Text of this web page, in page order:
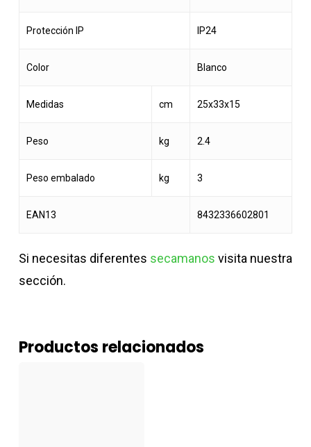
Protección IP IP24
Color Blanco
Medidas cm 25x33x15
Peso kg 2.4
Peso embalado kg 3
EAN13 8432336602801
Si necesitas diferentes secamanos visita nuestra
sección.
Productos relacionados